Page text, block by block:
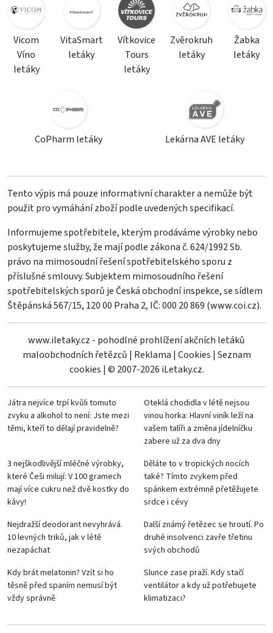
Vicom
Víno
letáky
VitaSmart
letáky
Vítkovice
Tours
letáky
Zvěrokruh
letáky
Žabka
letáky
CoPharm letáky Lekárna AVE letáky
Tento výpis má pouze informativní charakter a nemůže být
použit pro vymáhání zboží podle uvedených specifikací.
Informujeme spotřebitele, kterým prodáváme výrobky nebo
poskytujeme služby, že mají podle zákona č. 624/1992 Sb.
právo na mimosoudní řešení spotřebitelského sporu z
příslušné smlouvy. Subjektem mimosoudního řešení
spotřebitelských sporů je Česká obchodní inspekce, se sídlem
Štěpánská 567/15, 120 00 Praha 2, IČ: 000 20 869 (www.coi.cz).
www.iletaky.cz - pohodlné prohlížení akčních letáků
maloobchodních řetězců | Reklama | Cookies | Seznam
cookies | © 2007-2026 iLetaky.cz.
Játra nejvíce trpí kvůli tomuto
zvyku a alkohol to není: Jste mezi
těmi, kteří to dělají pravidelně?
Oteklá chodidla v létě nejsou
vinou horka: Hlavní viník leží na
vašem talíři a změna jídelníčku
zabere už za dva dny
3 nejškodlivější mléčné výrobky,
které Češi milují: V 100 gramech
mají více cukru než dvě kostky do
kávy!
Děláte to v tropických nocích
také? Tímto zvykem před
spánkem extrémně přetěžujete
srdce i cévy
Nejdražší deodorant nevyhrává.
10 levných triků, jak v létě
nezapáchat
Další známý řetězec se hroutí. Po
druhé insolvenci zavře třetinu
svých obchodů
Kdy brát melatonin? Vzít si ho
těsně před spaním nemusí být
vždy správně
Slunce zase praží. Kdy stačí
ventilátor a kdy už potřebujete
klimatizaci?